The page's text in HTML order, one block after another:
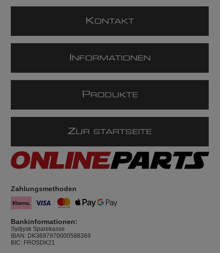
KONTAKT
NFORMATIONEN
P RODUKTE
ZUR STARTSEITE
Zahlungsmethoden
Bankinformationen:
Sydjysk Sparekasse
IBAN: DK3697970000588369
BIC: FROSDK21